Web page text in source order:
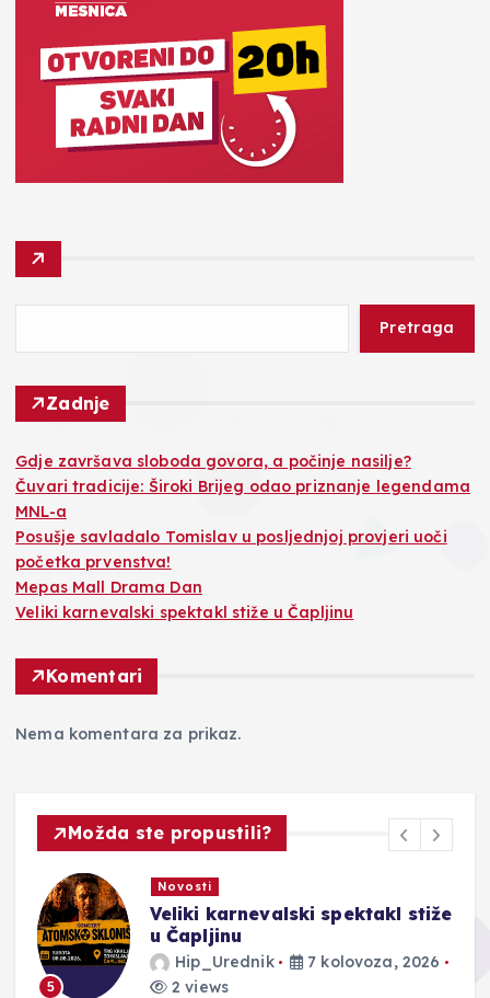
Pretraga
Zadnje
Gdje završava sloboda govora, a počinje nasilje?
Čuvari tradicije: Široki Brijeg odao priznanje legendama
MNL-a
Posušje savladalo Tomislav u posljednjoj provjeri uoči
početka prvenstva!
Mepas Mall Drama Dan
Veliki karnevalski spektakl stiže u Čapljinu
Komentari
Nema komentara za prikaz.
Možda ste propustili?
5
Novosti
Veliki karnevalski spektakl stiže
u Čapljinu
Hip_Urednik
7 kolovoza, 2026
2 views